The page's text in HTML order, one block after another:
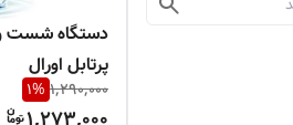
دستگاه شست
پرتابل اورال
1,290,000
1%